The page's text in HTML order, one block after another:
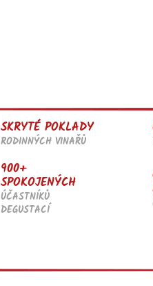
SKRYTÉ POKLADY
RODINNÝCH VINAŘŮ
900+
SPOKOJENÝCH
ÚČASTNÍKŮ
DEGUSTACÍ